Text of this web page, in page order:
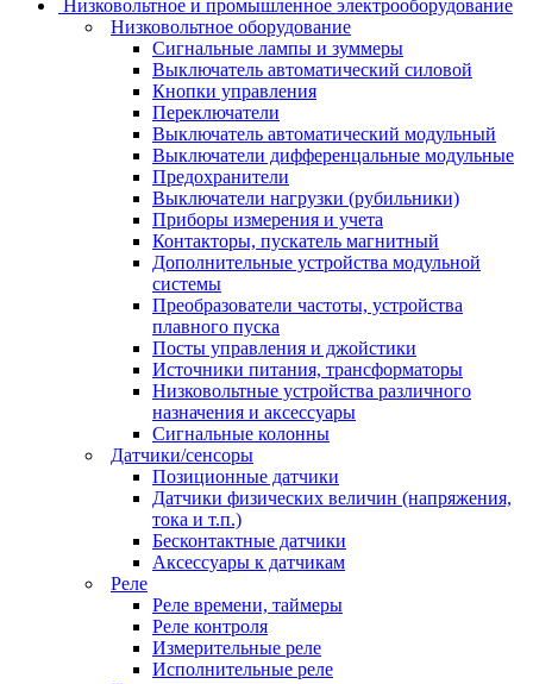
Низковольтное и промышленное электрооборудование
Низковольтное оборудование
Сигнальные лампы и зуммеры
Выключатель автоматический силовой
Кнопки управления
Переключатели
Выключатель автоматический модульный
Выключатели дифференцальные модульные
Предохранители
Выключатели нагрузки (рубильники)
Приборы измерения и учета
Контакторы, пускатель магнитный
Дополнительные устройства модульной
системы
Преобразователи частоты, устройства
плавного пуска
Посты управления и джойстики
Источники питания, трансформаторы
Низковольтные устройства различного
назначения и аксессуары
Сигнальные колонны
Датчики/сенсоры
Позиционные датчики
Датчики физических величин (напряжения,
тока и т.п.)
Бесконтактные датчики
Аксессуары к датчикам
Реле
Реле времени, таймеры
Реле контроля
Измерительные реле
Исполнительные реле